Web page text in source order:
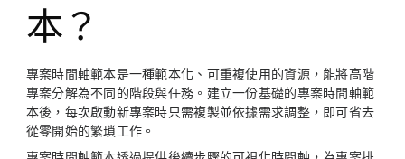
本？
專案時間軸範本是一種範本化、可重複使用的資源，能將高階
專案分解為不同的階段與任務。建立一份基礎的專案時間軸範
本後，每次啟動新專案時只需複製並依據需求調整，即可省去
從零開始的繁瑣工作。